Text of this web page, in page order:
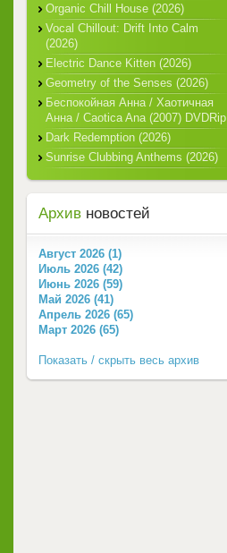
Organic Chill House (2026)
Vocal Chillout: Drift Into Calm
(2026)
Electric Dance Kitten (2026)
Geometry of the Senses (2026)
Беспокойная Анна / Хаотичная
Анна / Caotica Ana (2007) DVDRip
Dark Redemption (2026)
Sunrise Clubbing Anthems (2026)
Архив новостей
Август 2026 (1)
Июль 2026 (42)
Июнь 2026 (59)
Май 2026 (41)
Апрель 2026 (65)
Март 2026 (65)
Показать / скрыть весь архив